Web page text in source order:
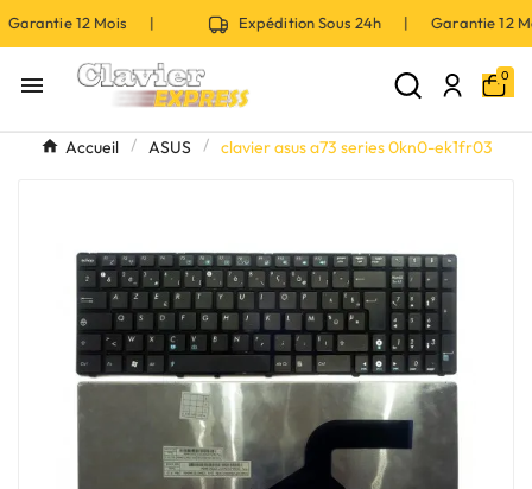
12 Mois | Expédition Sous 24h | Garantie 12
 0
Accueil ASUS clavier asus a73 series 0kn0-ek1fr03